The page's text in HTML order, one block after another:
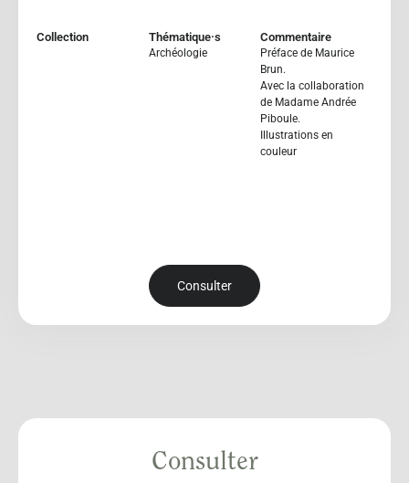
Collection Thématique·s
Archéologie
Commentaire
Préface de Maurice
Brun.
Avec la collaboration
de Madame Andrée
Piboule.
Illustrations en
couleur
Consulter
Consulter